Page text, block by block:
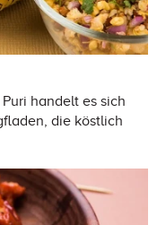
handelt es sich
die köstlich